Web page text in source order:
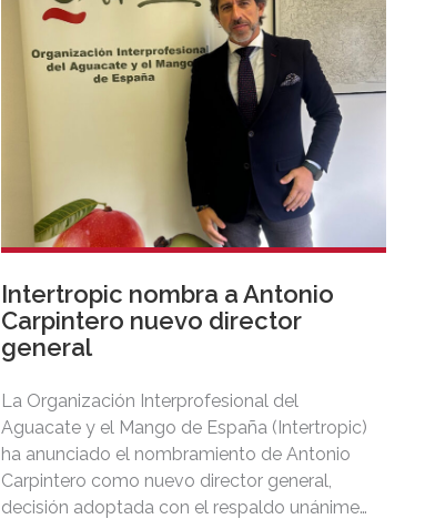
Intertropic nombra a Antonio
Carpintero nuevo director
general
La Organización Interprofesional del
Aguacate y el Mango de España (Intertropic)
ha anunciado el nombramiento de Antonio
Carpintero como nuevo director general,
decisión adoptada con el respaldo unánime